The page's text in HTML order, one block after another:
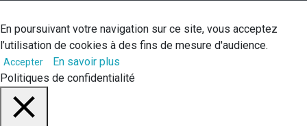
En poursuivant votre navigation sur ce site, vous acceptez
l’utilisation de cookies à des fins de mesure d'audience.
Accepter
En savoir plus
Politiques de confidentialité